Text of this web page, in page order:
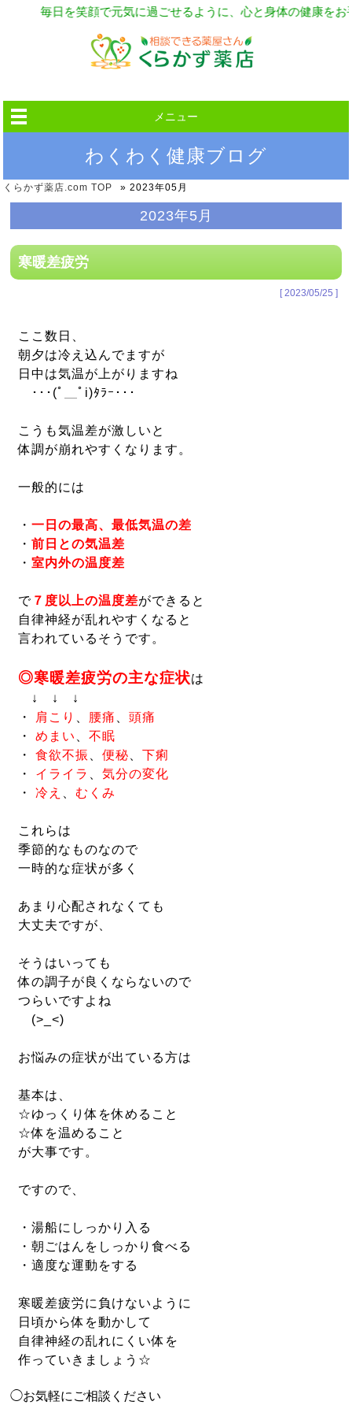
毎日を笑顔で元気に過ごせるように、心と身体の健康をお手
メニュー
わくわく健康ブログ
くらかず薬店.comTOP »2023年05月
2023年5月
寒暖差疲労
[ 2023/05/25 ]
ここ数日、
朝夕は冷え込んでますが
日中は気温が上がりますね
･･･(ﾟ＿ﾟi)ﾀﾗｰ･･･
こうも気温差が激しいと
体調が崩れやすくなります。
一般的には
・一日の最高、最低気温の差
・前日との気温差
・室内外の温度差
で ７度以上の温度差ができると
自律神経が乱れやすくなると
言われているそうです。
◎寒暖差疲労の主な症状は
↓ ↓ ↓
・
肩こり 腰痛 、頭痛
・めまい 、不眠
・食欲不振 、便秘 、下痢
・ イライラ 、気分の変化
・冷え 、むくみ
これらは
季節的なものなので
一時的な症状が多く
あまり心配されなくても
大丈夫ですが、
そうはいっても
体の調子が良くならないので
つらいですよね
(>_<)
お悩みの症状が出ている方は
基本は、
☆ゆっくり体を休めること
☆体を温めること
が大事です。
ですので、
・湯船にしっかり入る
・朝ごはんをしっかり食べる
・適度な運動をする
寒暖差疲労に負けないように
日頃から体を動かして
自律神経の乱れにくい体を
作っていきましょう☆
◯お気軽にご相談ください